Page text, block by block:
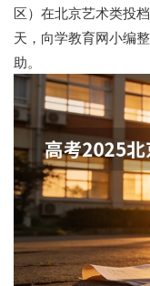
区）在北京艺术类投
天，向学教育网小编
助。